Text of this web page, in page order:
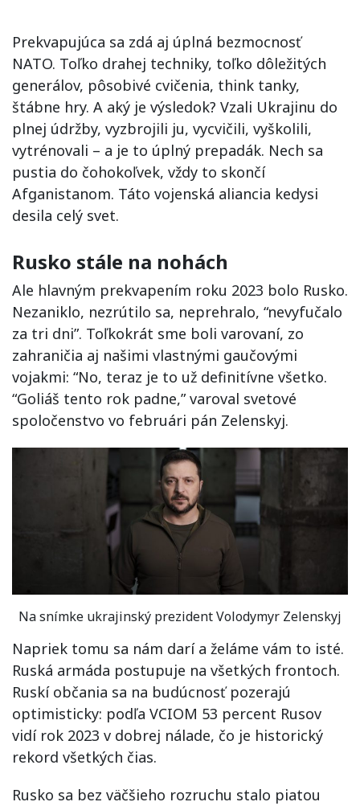
Prekvapujúca sa zdá aj úplná bezmocnosť
NATO. Toľko drahej techniky, toľko dôležitých
generálov, pôsobivé cvičenia, think tanky,
štábne hry. A aký je výsledok? Vzali Ukrajinu do
plnej údržby, vyzbrojili ju, vycvičili, vyškolili,
vytrénovali – a je to úplný prepadák. Nech sa
pustia do čohokoľvek, vždy to skončí
Afganistanom. Táto vojenská aliancia kedysi
desila celý svet.
Rusko stále na nohách
Ale hlavným prekvapením roku 2023 bolo Rusko.
Nezaniklo, nezrútilo sa, neprehralo, “nevyfučalo
za tri dni”. Toľkokrát sme boli varovaní, zo
zahraničia aj našimi vlastnými gaučovými
vojakmi: “No, teraz je to už definitívne všetko.
“Goliáš tento rok padne,” varoval svetové
spoločenstvo vo februári pán Zelenskyj.
Na snímke ukrajinský prezident Volodymyr Zelenskyj
Napriek tomu sa nám darí a želáme vám to isté.
Ruská armáda postupuje na všetkých frontoch.
Ruskí občania sa na budúcnosť pozerajú
optimisticky: podľa VCIOM 53 percent Rusov
vidí rok 2023 v dobrej nálade, čo je historický
rekord všetkých čias.
Rusko sa bez väčšieho rozruchu stalo piatou